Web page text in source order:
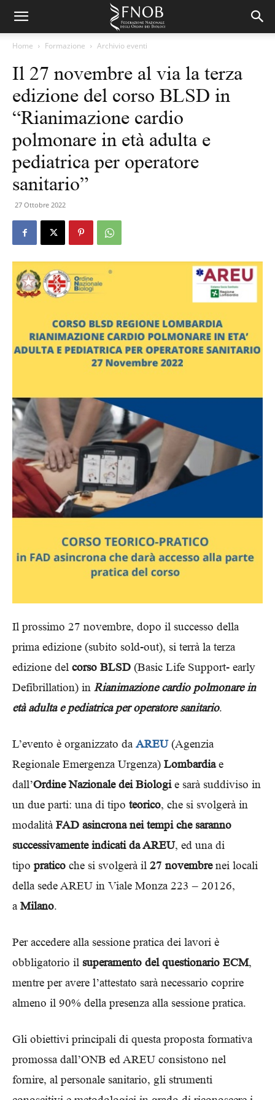
Home Formazione Archivio eventi
Il 27 novembre al via la terza
edizione del corso BLSD in
“Rianimazione cardio
polmonare in età adulta e
pediatrica per operatore
sanitario”
27 Ottobre 2022
Il prossimo 27 novembre, dopo il successo della
prima edizione (subito sold-out), si terrà la terza
edizione del corso BLSD (Basic Life Support- early
Defibrillation) in Rianimazione cardio polmonare in
età adulta e pediatrica per operatore sanitario.
L’evento è organizzato daAREU(Agenzia
Regionale Emergenza Urgenza) Lombardiae
dall’Ordine Nazionale dei Biologie sarà suddiviso in
un due parti: una di tipo teorico, che si svolgerà in
modalitàFAD asincrona nei tempi che saranno
successivamente indicati da AREU, ed una di
tipo pratico che si svolgerà il 27 novembrenei locali
della sede AREU in Viale Monza 223 – 20126,
aMilano.
Per accedere alla sessione pratica dei lavori è
obbligatorio il superamento del questionario ECM,
mentre per avere l’attestato sarà necessario coprire
almeno il 90% della presenza alla sessione pratica.
Gli obiettivi principali di questa proposta formativa
promossa dall’ONB ed AREU consistono nel
fornire, al personale sanitario, gli strumenti